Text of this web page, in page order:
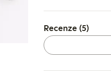
Recenze (5)